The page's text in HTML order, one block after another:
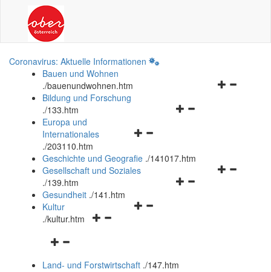
Coronavirus: Aktuelle Informationen
Bauen und Wohnen
./bauenundwohnen.htm
Navigationsmenü
Bildung und Forschung
./133.htm
Navigationsmenü
und
schließen
Europa und
Internationales
./203110.htm
Geschichte und Geografie ./141017.htm
Navigationsmenü
Gesellschaft und Soziales
./139.htm
Navigationsmenü
Gesundheit ./141.htm
Navigationsmenü
Kultur
./kultur.htm
Navigationsmenü
und
Land- und Forstwirtschaft ./147.htm